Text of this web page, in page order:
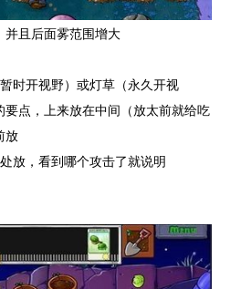
且后面雾范围增大
时开视野）或灯草（永久开视
点，上来放在中间（放太前就给吃
放
放，看到哪个攻击了就说明